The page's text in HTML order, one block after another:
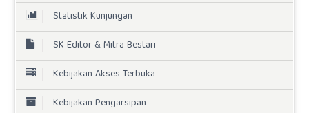
Statistik Kunjungan
SK Editor & Mitra Bestari
Kebijakan Akses Terbuka
Kebijakan Pengarsipan